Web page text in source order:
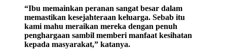
“Ibu memainkan peranan sangat besar dalam
memastikan kesejahteraan keluarga. Sebab itu
kami mahu meraikan mereka dengan penuh
penghargaan sambil memberi manfaat kesihatan
kepada masyarakat,” katanya.